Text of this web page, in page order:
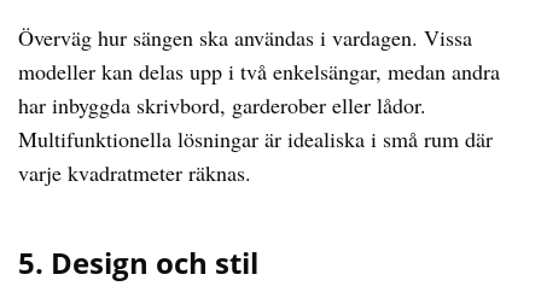
Överväg hur sängen ska användas i vardagen. Vissa
modeller kan delas upp i två enkelsängar, medan andra
har inbyggda skrivbord, garderober eller lådor.
Multifunktionella lösningar är idealiska i små rum där
varje kvadratmeter räknas.
5. Design och stil